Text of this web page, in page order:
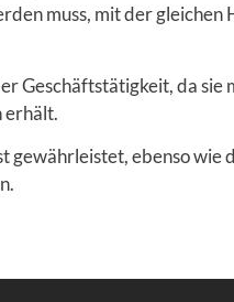
muss, mit der
Geschäftstätigkeit, da
erhält.
ebenso